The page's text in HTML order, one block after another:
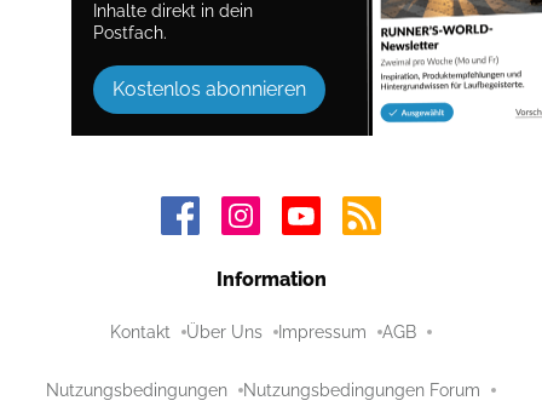
Inhalte direkt in dein
Postfach.
Kostenlos abonnieren
Information
Kontakt Über Uns Impressum AGB
Nutzungsbedingungen Nutzungsbedingungen Forum